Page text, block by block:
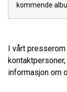
kommende
I vårt
informasjon om